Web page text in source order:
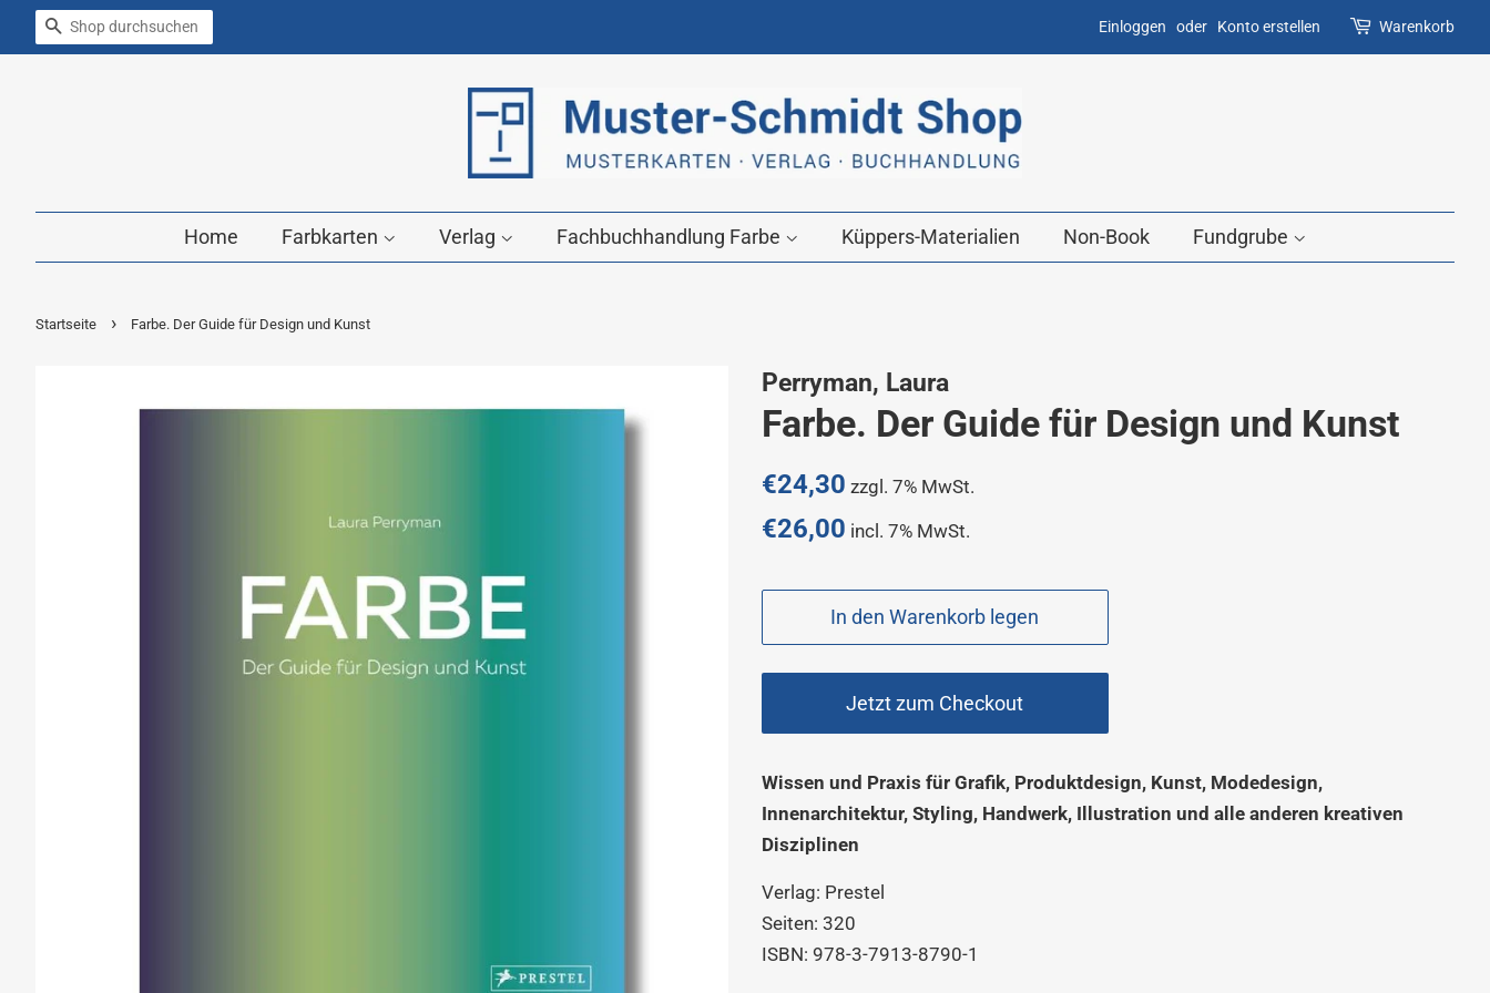
Suchen Einloggen oder Konto erstellen Warenkorb
Home Farbkarten Verlag Fachbuchhandlung Farbe Küppers-Materialien Non-Book Fundgrube
Startseite › Farbe. Der Guide für Design und Kunst
Perryman, Laura
Farbe. Der Guide für Design und Kunst
Normaler
€24,30 zzgl. 7% MwSt.
€26,00 incl. 7% MwSt.
In den Warenkorb legen
Jetzt zum Checkout
Wissen und Praxis für Grafik, Produktdesign, Kunst, Modedesign,
Innenarchitektur, Styling, Handwerk, Illustration und alle anderen kreativen
Disziplinen
Verlag: Prestel
Seiten: 320
ISBN: 978-3-7913-8790-1